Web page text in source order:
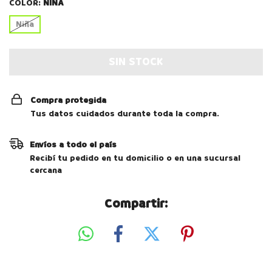
COLOR: NIÑA
Niña
Compra protegida
Tus datos cuidados durante toda la compra.
Envíos a todo el país
Recibí tu pedido en tu domicilio o en una sucursal
cercana
Compartir: